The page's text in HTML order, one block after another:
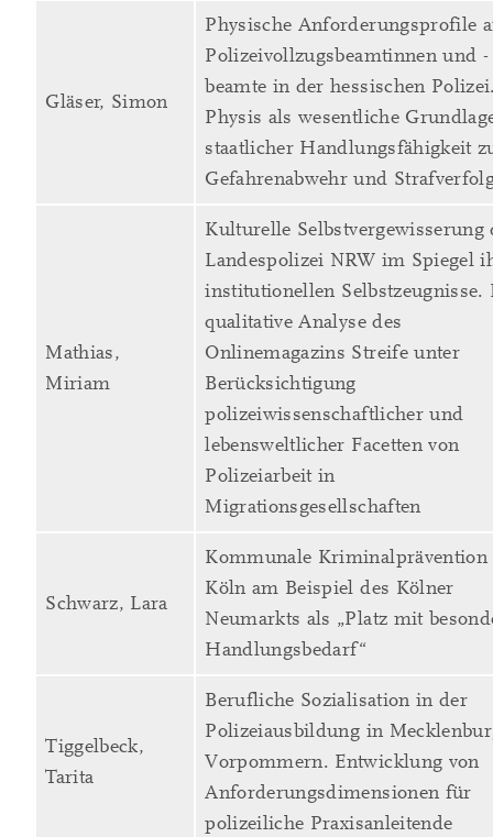
Gläser, Simon
Physische Anforderungsprofile
Polizeivollzugsbeamtinnen und -
beamte in der hessischen
Physis als wesentliche
staatlicher Handlungsfähigkeit
Gefahrenabwehr und
Mathias,
Miriam
Kulturelle Selbstvergewisserung
Landespolizei NRW im Spiegel
institutionellen Selbstzeugnisse.
qualitative Analyse des
Onlinemagazins Streife unter
Berücksichtigung
polizeiwissenschaftlicher und
lebensweltlicher Facetten von
Polizeiarbeit in
Migrationsgesellschaften
Schwarz, Lara
Kommunale
Köln am Beispiel des Kölner
Neumarkts als „Platz mit
Handlungsbedarf“
Tiggelbeck,
Tarita
Berufliche Sozialisation in der
Polizeiausbildung in
Vorpommern. Entwicklung von
Anforderungsdimensionen für
polizeiliche Praxisanleitende